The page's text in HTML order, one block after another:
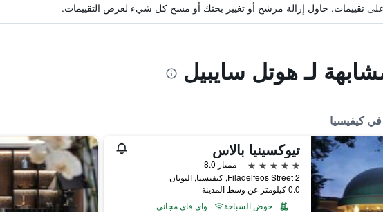
على تقييمات. حاول إزالة مرشح أو تغيير بحثك أو مسح كل شيء لعرض التقييمات.
لـ هوتل سايبيل
كيفيسيا
تيوكسينيا بالاس
5 نجوم
ممتاز 8.0
2 Filadelfeos Street, كيفيسيا, اليونان
0.0 كيلومتر عن وسط المدينة
حوض السباحة
واي فاي مجاني